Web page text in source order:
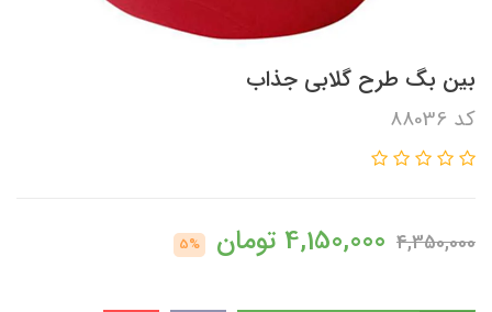
بین بگ طرح گلابی جذاب
کد 88036
4,350,000
4,150,000 تومان 5%